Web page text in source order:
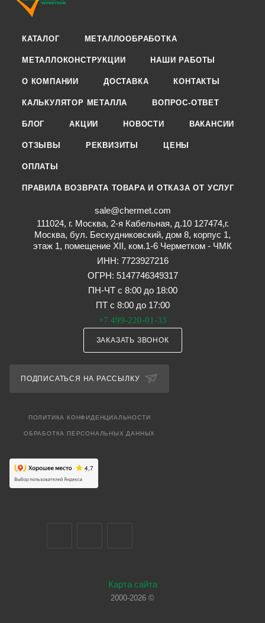
КАТАЛОГ МЕТАЛЛООБРАБОТКА
МЕТАЛЛОКОНСТРУКЦИИ НАШИ РАБОТЫ
О КОМПАНИИ ДОСТАВКА КОНТАКТЫ
КАЛЬКУЛЯТОР МЕТАЛЛА ВОПРОС-ОТВЕТ
БЛОГ АКЦИИ НОВОСТИ ВАКАНСИИ
ОТЗЫВЫ РЕКВИЗИТЫ ЦЕНЫ
ОПЛАТЫ
ПРАВИЛА ВОЗВРАТА ТОВАРА И ОТКАЗА ОТ УСЛУГ
sale@chermet.com
111024, г. Москва, 2-я Кабельная, д.10 127474,г.
Москва, бул. Бескудниковский, дом 8, корпус 1,
этаж 1, помещение XII, ком.1-6 Черметком - ЧМК
ИНН: 7723927216
ОГРН: 5147746349317
ПН-ЧТ с 8:00 до 18:00
ПТ с 8:00 до 17:00
+7 499-220-01-33
ЗАКАЗАТЬ ЗВОНОК
ПОДПИСАТЬСЯ НА РАССЫЛКУ
ПОЛИТИКА КОНФИДЕНЦИАЛЬНОСТИ
ОБРАБОТКА ПЕРСОНАЛЬНЫХ ДАННЫХ
Карта сайта
2000-2026 ©